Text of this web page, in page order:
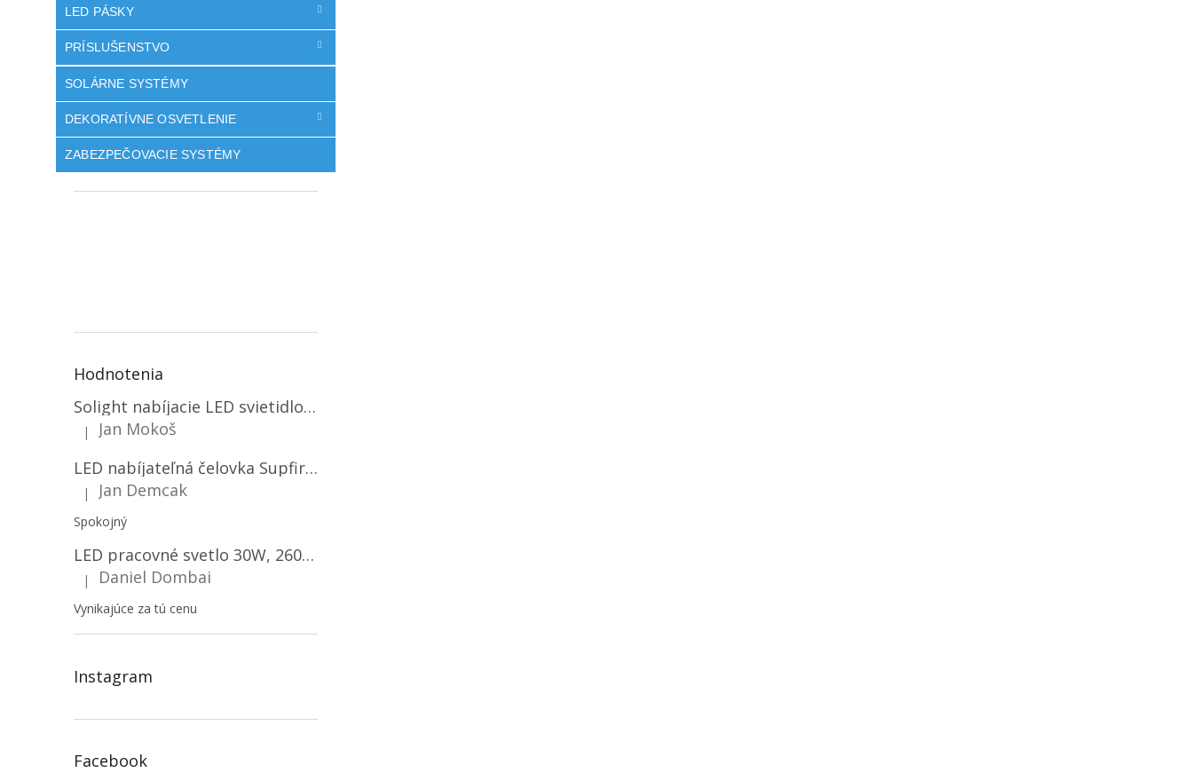
LED PÁSKY
PRÍSLUŠENSTVO
SOLÁRNE SYSTÉMY
DEKORATÍVNE OSVETLENIE
ZABEZPEČOVACIE SYSTÉMY
Hodnotenia
Solight nabíjacie LED svietidlo, 600lm, 2200mAh Li-Ion, USB nabíjanie [WN22]
Hodnotenie produktu je 5 z 5 hviezdičiek.
|
Jan Mokoš
LED nabíjateľná čelovka Supfire HL06, 3 módy + SOS + senzor, nabíjanie cez Micro-USB, 5W, 500lm, 300m
Hodnotenie produktu je 5 z 5 hviezdičiek.
| Jan Demcak
Spokojný
LED pracovné svetlo 30W, 2600LM, 12V/24V, IP67/2-PACK! [LB0087]
Hodnotenie produktu je 5 z 5 hviezdičiek.
| Daniel Dombai
Vynikajúce za tú cenu
Instagram
Facebook